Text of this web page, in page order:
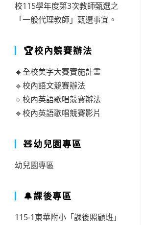
校115學年度第3次教師甄選之
「一般代理教師」甄選事宜。
🏆校內競賽辦法
🔹全校美字大賽實施計畫
🔹校內語文競賽辦法
🔹校內英語歌唱競賽辦法
🔹校內英語歌唱競賽影片
🧸幼兒園專區
幼兒園專區
🔔課後專區
115-1東華附小「課後照顧班」